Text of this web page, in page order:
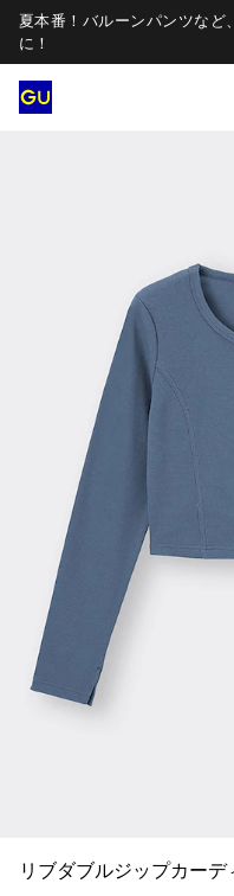
夏本番！バルーンパンツなど
に！
リブダブルジップカーデ